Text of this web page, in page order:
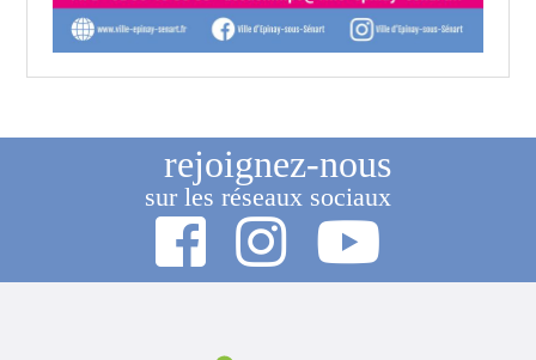
rejoignez-nous
sur les réseaux sociaux